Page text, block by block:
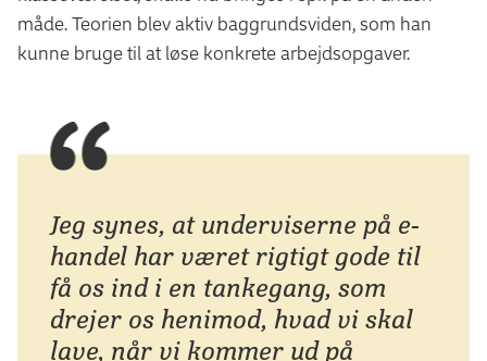
måde. Teorien blev aktiv baggrundsviden, som han
kunne bruge til at løse konkrete arbejdsopgaver.
Jeg synes, at underviserne på e-
handel har været rigtigt gode til
få os ind i en tankegang, som
drejer os henimod, hvad vi skal
lave, når vi kommer ud på